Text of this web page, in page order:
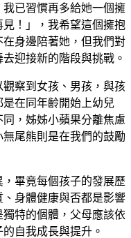
已習慣再多給她一個擁
！」，我希望這個擁抱
身邊陪著她，但我們對
迎接新的階段與挑戰。
察到女孩、男孩，與孩
在同年齡開始上幼兒
，姊姊小蘋果分離焦慮
尾熊則是在我們的鼓勵
畢竟每個孩子的發展歷
身體健康與否都是影響
特的個體，父母應該依
自我成長與提升。